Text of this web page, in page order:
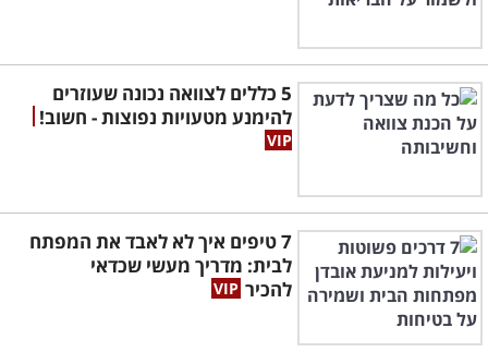
5 כללים לצוואה נכונה שעוזרים
להימנע מטעויות נפוצות - חשוב!
7 טיפים איך לא לאבד את המפתח
לבית: מדריך מעשי שכדאי
להכיר